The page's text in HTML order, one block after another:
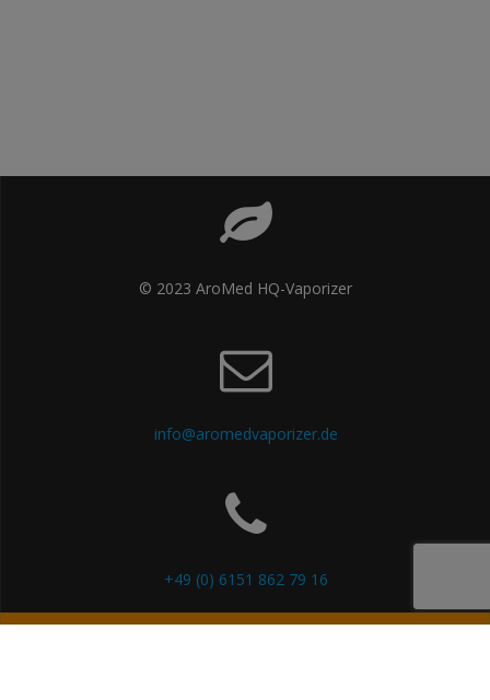
© 2023 AroMed HQ-Vaporizer
info@aromedvaporizer.de
+49 (0) 6151 862 79 16